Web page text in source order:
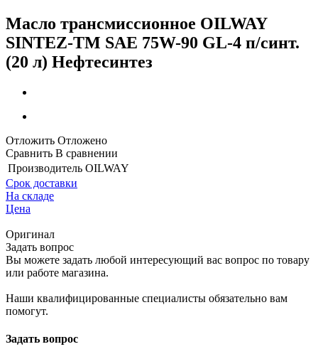
Масло трансмиссионное OILWAY
SINTEZ-TM SAE 75W-90 GL-4 п/синт.
(20 л) Нефтесинтез
Отложить Отложено
Сравнить В сравнении
Производитель OILWAY
Срок доставки
На складе
Цена
Оригинал
Задать вопрос
Вы можете задать любой интересующий вас вопрос по товару
или работе магазина.
Наши квалифицированные специалисты обязательно вам
помогут.
Задать вопрос